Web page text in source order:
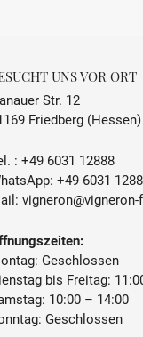
UNS VOR ORT
Str. 12
Friedberg (Hessen)
: +49 6031 12888
+49 6031
Geschlossen
bis Freitag:
10:00 – 14:00
Geschlossen